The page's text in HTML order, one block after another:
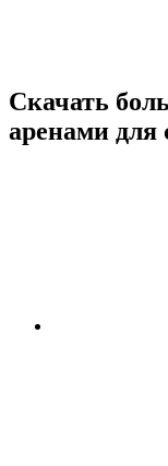
Скачать
аренами